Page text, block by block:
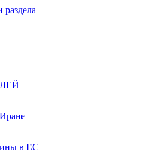
раздела
в ЕС